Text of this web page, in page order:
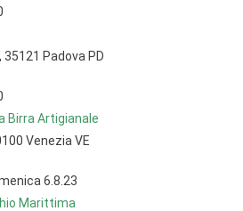
35121 Padova PD
Birra Artigianale
Venezia VE
6.8.23
Marittima